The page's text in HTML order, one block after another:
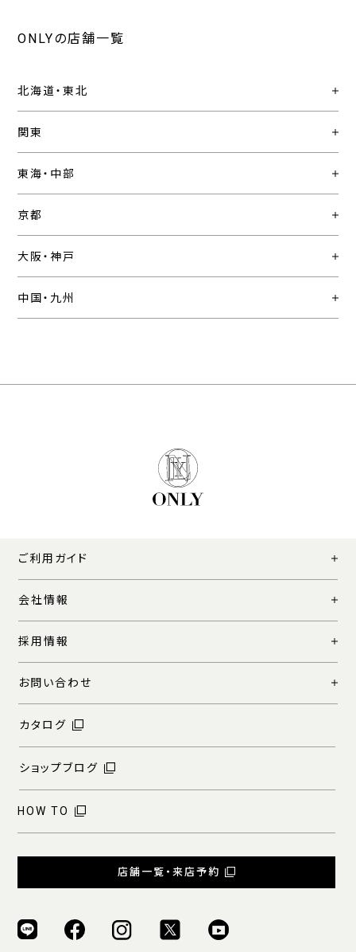
ONLYの店舗一覧
北海道・東北
関東
東海・中部
京都
大阪・神戸
中国・九州
ご利用ガイド
会社情報
採用情報
お問い合わせ
カタログ
ショップブログ
HOW TO
店舗一覧・来店予約